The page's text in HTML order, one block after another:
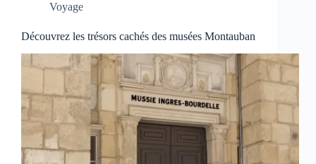
Voyage
Découvrez les trésors cachés des musées Montauban